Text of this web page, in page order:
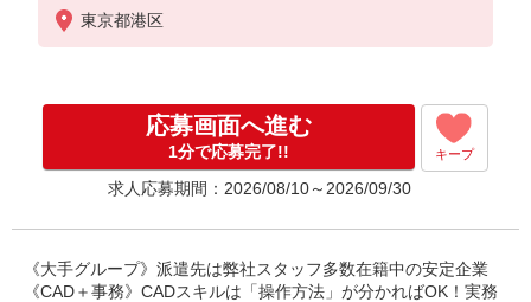
1700円
（＝1700円×7.5時間×20日勤務した場合）
▼交通費は別途定期代として全額支給
東京都港区
応募画面へ進む
1分で応募完了!! キープ
求人応募期間：2026/08/10～2026/09/30
《大手グループ》派遣先は弊社スタッフ多数在籍中の安定企業
《CAD＋事務》CADスキルは「操作方法」が分かればOK！実務